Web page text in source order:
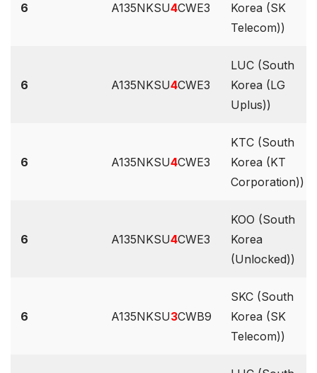
6 A135NKSU4CWE3
Korea (SK
Telecom))
6 A135NKSU4CWE3
LUC (South
Korea (LG
Uplus))
6 A135NKSU4CWE3
KTC (South
Korea (KT
Corporation))
6 A135NKSU4CWE3
KOO (South
Korea
(Unlocked))
6 A135NKSU3CWB9
SKC (South
Korea (SK
Telecom))